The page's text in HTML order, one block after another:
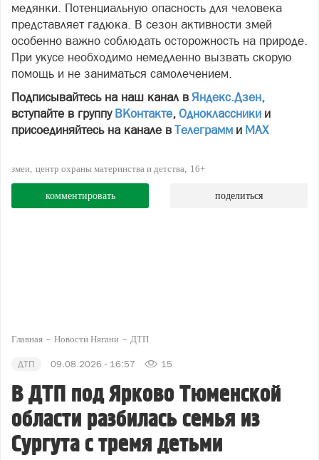
медянки. Потенциальную опасность для человека
представляет гадюка. В сезон активности змей
особенно важно соблюдать осторожность на природе.
При укусе необходимо немедленно вызвать скорую
помощь и не заниматься самолечением.
Подписывайтесь на наш канал в Яндекс.Дзен,
вступайте в группу ВКонтакте, Одноклассники и
присоединяйтесь на канале в Телеграмм и МАХ
змеи центр охраны материнства и детства 16+
комментировать поделиться
Главная Новости Нягани ДТП
ДТП 09.08.2026 - 16:57 15
В ДТП под Ярково Тюменской
области разбилась семья из
Сургута с тремя детьми